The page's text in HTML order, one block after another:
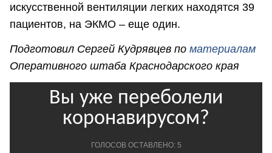
искусственной вентиляции легких находятся 39
пациентов, на ЭКМО – еще один.
Подготовил Сергей Кудрявцев по материалам
Оперативного штаба Краснодарского края